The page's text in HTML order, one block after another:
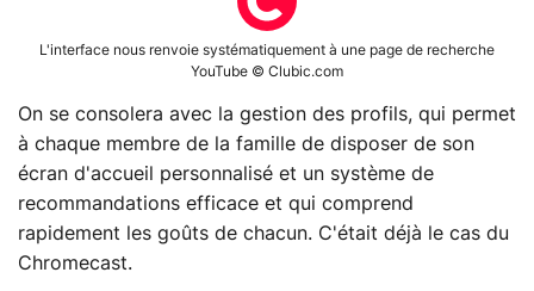
L'interface nous renvoie systématiquement à une page de recherche
YouTube © Clubic.com
On se consolera avec la gestion des profils, qui permet
à chaque membre de la famille de disposer de son
écran d'accueil personnalisé et un système de
recommandations efficace et qui comprend
rapidement les goûts de chacun. C'était déjà le cas du
Chromecast.